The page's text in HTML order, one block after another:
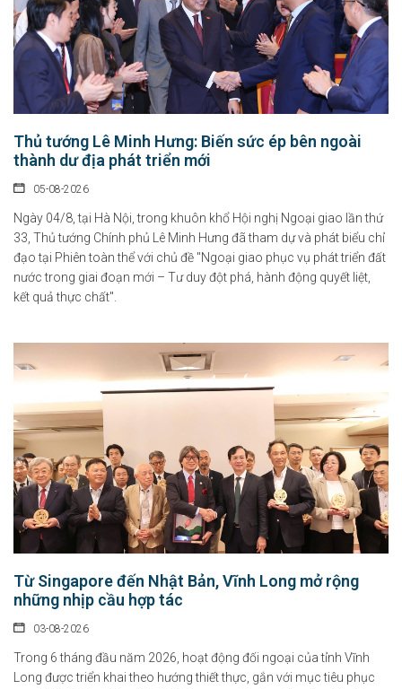
Thủ tướng Lê Minh Hưng: Biến sức ép bên ngoài
thành dư địa phát triển mới
05-08-2026
Ngày 04/8, tại Hà Nội, trong khuôn khổ Hội nghị Ngoại giao lần thứ
33, Thủ tướng Chính phủ Lê Minh Hưng đã tham dự và phát biểu chỉ
đạo tại Phiên toàn thể với chủ đề "Ngoại giao phục vụ phát triển đất
nước trong giai đoạn mới – Tư duy đột phá, hành động quyết liệt,
kết quả thực chất".
Từ Singapore đến Nhật Bản, Vĩnh Long mở rộng
những nhịp cầu hợp tác
03-08-2026
Trong 6 tháng đầu năm 2026, hoạt động đối ngoại của tỉnh Vĩnh
Long được triển khai theo hướng thiết thực, gắn với mục tiêu phục